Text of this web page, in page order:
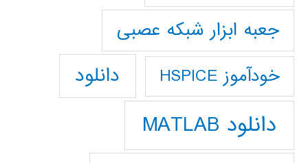
جعبه ابزار شبکه عصبی
خودآموز HSPICE دانلود
دانلود MATLAB